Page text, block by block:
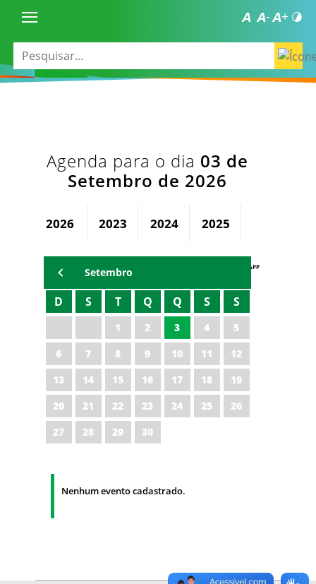
Agenda para o dia 03 de
Setembro de 2026
2026 2023 2024 2025
AGENDA PAPP
Setembro
D S T Q Q S S
1 2 3 4
5
6
7 8 9 10 11
12
13
14 15 16 17 18
19
20
21 22 23 24 25
26
27
28 29 30
Nenhum evento cadastrado.